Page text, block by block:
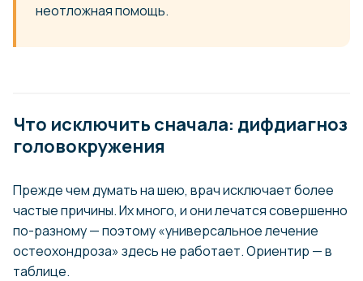
неотложная помощь.
Что исключить сначала: дифдиагноз
головокружения
Прежде чем думать на шею, врач исключает более
частые причины. Их много, и они лечатся совершенно
по-разному — поэтому «универсальное лечение
остеохондроза» здесь не работает. Ориентир — в
таблице.